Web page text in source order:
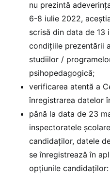
nu prezintă
6-8 iulie 2022,
scrisă din data de 13
condițiile prezentării
studiilor /
psihopedagogică;
verificarea atentă a
înregistrarea datelor
până la data de 23
inspectoratele
candidaților, datele
se înregistrează în
opțiunile